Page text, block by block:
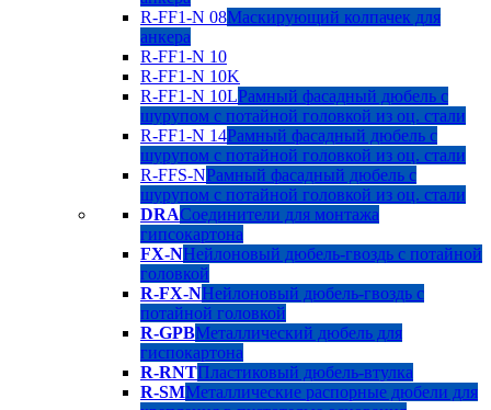
R-FF1-N 08Маскирующий колпачек для
анкера
R-FF1-N 10
R-FF1-N 10K
R-FF1-N 10LРамный фасадный дюбель с
шурупом с потайной головкой из оц. стали
R-FF1-N 14Рамный фасадный дюбель с
шурупом с потайной головкой из оц. стали
R-FFS-NРамный фасадный дюбель с
шурупом с потайной головкой из оц. стали
DRAСоединители для монтажа
гипсокартона
FX-NНейлоновый дюбель-гвоздь с потайной
головкой
R-FX-NНейлоновый дюбель-гвоздь с
потайной головкой
R-GPBМеталлический дюбель для
гиспокартона
R-RNTПластиковый дюбель-втулка
R-SMМеталлические распорные дюбели для